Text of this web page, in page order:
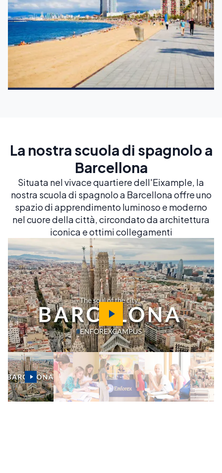
La nostra scuola di spagnolo a
Barcellona
Situata nel vivace quartiere dell'Eixample, la
nostra scuola di spagnolo a Barcellona offre uno
spazio di apprendimento luminoso e moderno
nel cuore della città, circondato da architettura
iconica e ottimi collegamenti